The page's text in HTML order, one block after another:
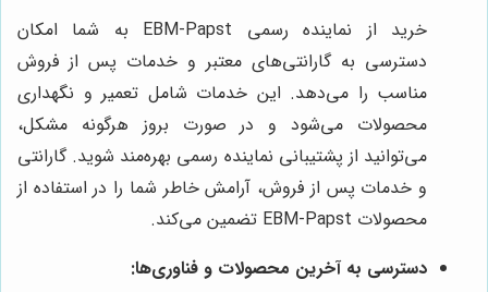
خرید از نماینده رسمی EBM-Papst به شما امکان
دسترسی به گارانتی‌های معتبر و خدمات پس از فروش
مناسب را می‌دهد. این خدمات شامل تعمیر و نگهداری
محصولات می‌شود و در صورت بروز هرگونه مشکل،
می‌توانید از پشتیبانی نماینده رسمی بهره‌مند شوید. گارانتی
و خدمات پس از فروش، آرامش خاطر شما را در استفاده از
محصولات EBM-Papst تضمین می‌کند.
دسترسی به آخرین محصولات و فناوری‌ها: